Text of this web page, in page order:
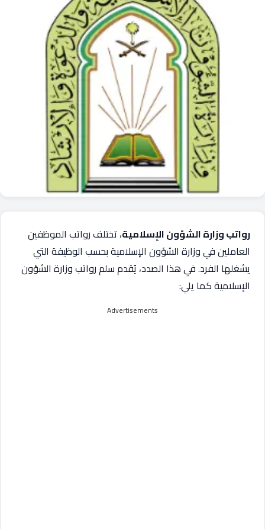
رواتب وزارة الشؤون الإسلامية، تختلف رواتب الموظفين
العاملين في وزارة الشؤون الإسلامية بحسب الوظيفة التي
يشغلها الفرد. في هذا الصدد، يُقدم سلم رواتب وزارة الشؤون
الإسلامية كما يلي:
Advertisements